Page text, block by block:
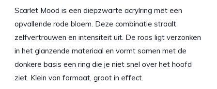
Scarlet Mood is een diepzwarte acrylring met een
opvallende rode bloem. Deze combinatie straalt
zelfvertrouwen en intensiteit uit. De roos ligt verzonken
in het glanzende materiaal en vormt samen met de
donkere basis een ring die je niet snel over het hoofd
ziet. Klein van formaat, groot in effect.